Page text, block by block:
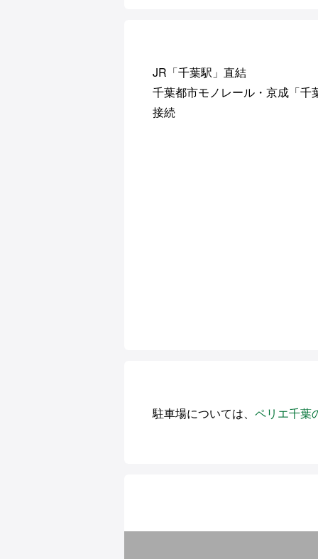
JR「千葉駅」直結
千葉都市モノレール・京成「千
接続
駐車場については、 ペリエ千葉